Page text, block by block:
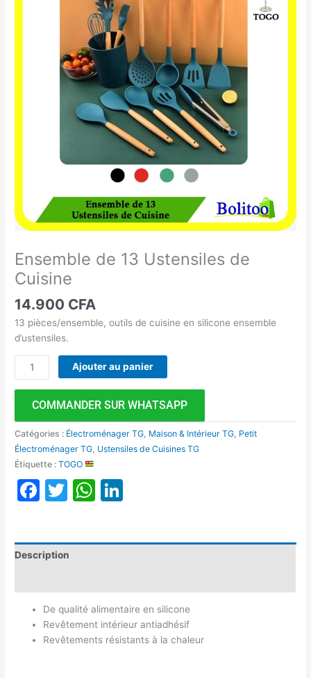
Ensemble de 13 Ustensiles de
Cuisine
14.900 CFA
13 pièces/ensemble, outils de cuisine en silicone ensemble
d’ustensiles.
Ajouter au panier
COMMANDER SUR WHATSAPP
Catégories : Électroménager TG Maison & Intérieur TG Petit
Électroménager TG Ustensiles de Cuisines TG
Étiquette :TOGO
Facebook
TwitterWhatsApp
Description
De qualité alimentaire en silicone
Revêtement intérieur antiadhésif
Revêtements résistants à la chaleur